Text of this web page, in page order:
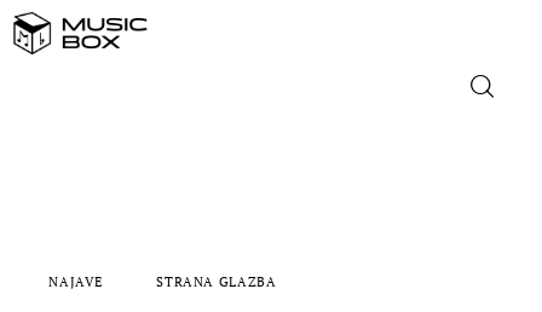
NAJAVE STRANA GLAZBA